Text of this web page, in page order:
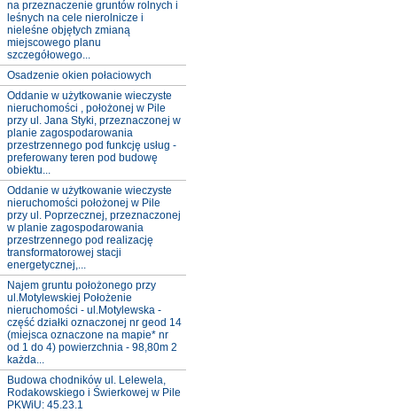
na przeznaczenie gruntów rolnych i
leśnych na cele nierolnicze i
nieleśne objętych zmianą
miejscowego planu
szczegółowego...
Osadzenie okien połaciowych
Oddanie w użytkowanie wieczyste
nieruchomości , położonej w Pile
przy ul. Jana Styki, przeznaczonej w
planie zagospodarowania
przestrzennego pod funkcję usług -
preferowany teren pod budowę
obiektu...
Oddanie w użytkowanie wieczyste
nieruchomości położonej w Pile
przy ul. Poprzecznej, przeznaczonej
w planie zagospodarowania
przestrzennego pod realizację
transformatorowej stacji
energetycznej,...
Najem gruntu położonego przy
ul.Motylewskiej Położenie
nieruchomości - ul.Motylewska -
część działki oznaczonej nr geod 14
(miejsca oznaczone na mapie* nr
od 1 do 4) powierzchnia - 98,80m 2
każda...
Budowa chodników ul. Lelewela,
Rodakowskiego i Świerkowej w Pile
PKWiU: 45.23.1